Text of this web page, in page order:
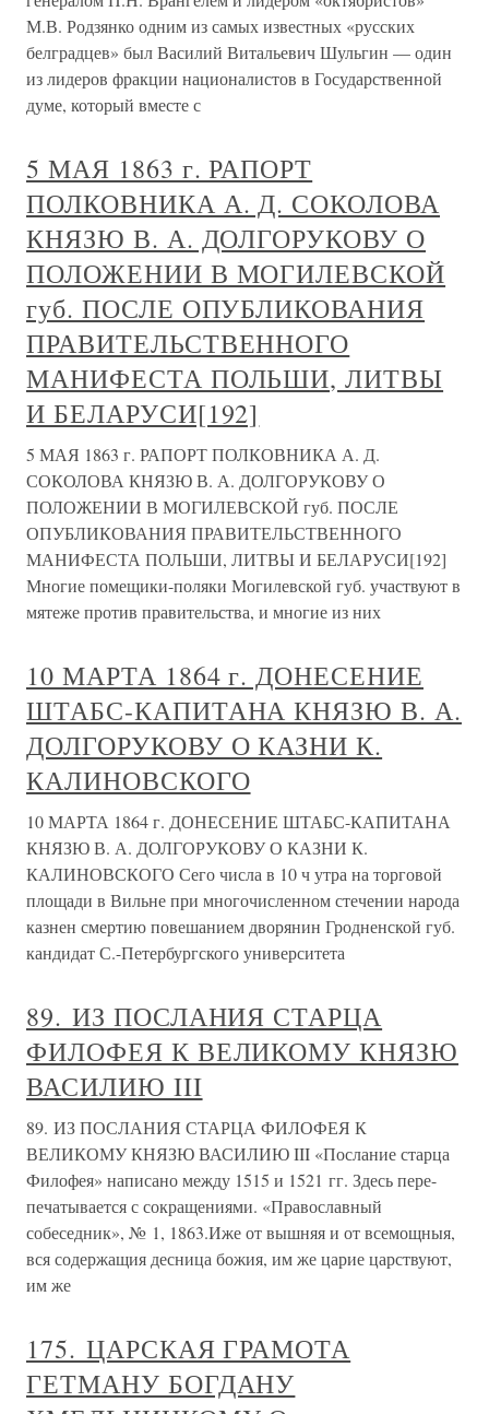
М.В. Родзянко одним из самых известных «русских
белградцев» был Василий Витальевич Шульгин — один
из лидеров фракции националистов в Государственной
думе, который вместе с
5 МАЯ 1863 г. РАПОРТ
ПОЛКОВНИКА А. Д. СОКОЛОВА
КНЯЗЮ В. А. ДОЛГОРУКОВУ О
ПОЛОЖЕНИИ В МОГИЛЕВСКОЙ
губ. ПОСЛЕ ОПУБЛИКОВАНИЯ
ПРАВИТЕЛЬСТВЕННОГО
МАНИФЕСТА ПОЛЬШИ, ЛИТВЫ
И БЕЛАРУСИ[192]
5 МАЯ 1863 г. РАПОРТ ПОЛКОВНИКА А. Д.
СОКОЛОВА КНЯЗЮ В. А. ДОЛГОРУКОВУ О
ПОЛОЖЕНИИ В МОГИЛЕВСКОЙ губ. ПОСЛЕ
ОПУБЛИКОВАНИЯ ПРАВИТЕЛЬСТВЕННОГО
МАНИФЕСТА ПОЛЬШИ, ЛИТВЫ И БЕЛАРУСИ[192]
Многие помещики-поляки Могилевской губ. участвуют в
мятеже против правительства, и многие из них
10 МАРТА 1864 г. ДОНЕСЕНИЕ
ШТАБС-КАПИТАНА КНЯЗЮ В. А.
ДОЛГОРУКОВУ О КАЗНИ К.
КАЛИНОВСКОГО
10 МАРТА 1864 г. ДОНЕСЕНИЕ ШТАБС-КАПИТАНА
КНЯЗЮ В. А. ДОЛГОРУКОВУ О КАЗНИ К.
КАЛИНОВСКОГО Сего числа в 10 ч утра на торговой
площади в Вильне при многочисленном стечении народа
казнен смертию повешанием дворянин Гродненской губ.
кандидат С.-Петербургского университета
89. ИЗ ПОСЛАНИЯ СТАРЦА
ФИЛОФЕЯ К ВЕЛИКОМУ КНЯЗЮ
ВАСИЛИЮ III
89. ИЗ ПОСЛАНИЯ СТАРЦА ФИЛОФЕЯ К
ВЕЛИКОМУ КНЯЗЮ ВАСИЛИЮ III «Послание старца
Филофея» написано между 1515 и 1521 гг. Здесь пере-
печатывается с сокращениями. «Православный
собеседник», № 1, 1863.Иже от вышняя и от всемощныя,
вся содержащия десница божия, им же царие царствуют,
им же
175. ЦАРСКАЯ ГРАМОТА
ГЕТМАНУ БОГДАНУ